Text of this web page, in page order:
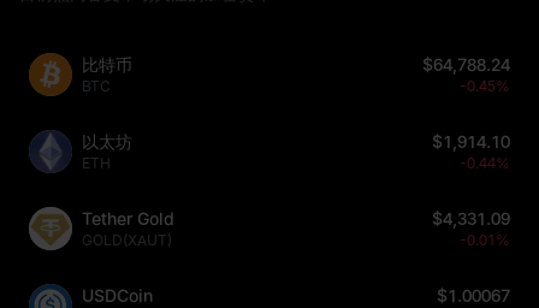
比特币
BTC
$64,788.24
-0.45%
以太坊
ETH
$1,914.10
-0.44%
Tether Gold
GOLD(XAUT)
$4,331.09
-0.01%
USDCoin $1.00067